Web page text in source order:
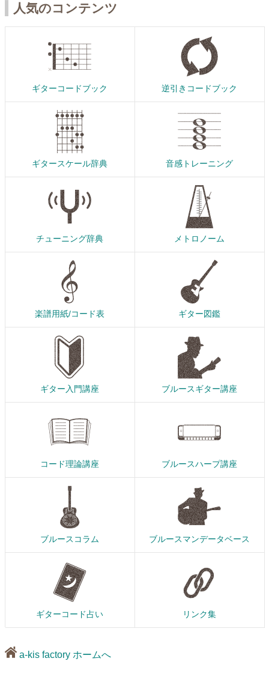
人気のコンテンツ
ギターコードブック 逆引きコードブック
ギタースケール辞典 音感トレーニング
チューニング辞典 メトロノーム
楽譜用紙/コード表 ギター図鑑
ギター入門講座 ブルースギター講座
コード理論講座 ブルースハープ講座
ブルースコラム ブルースマンデータベース
ギターコード占い リンク集
a-kis factory ホームへ